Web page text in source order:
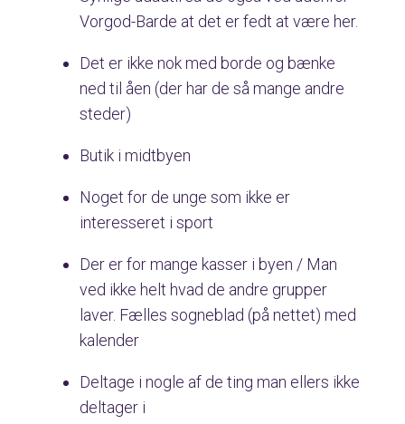
Vorgod-Barde at det er fedt at være her.
Det er ikke nok med borde og bænke
ned til åen (der har de så mange andre
steder)
Butik i midtbyen
Noget for de unge som ikke er
interesseret i sport
Der er for mange kasser i byen / Man
ved ikke helt hvad de andre grupper
laver. Fælles sogneblad (på nettet) med
kalender
Deltage i nogle af de ting man ellers ikke
deltager i